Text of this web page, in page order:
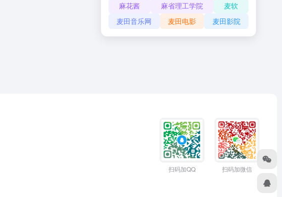
麻花酱
麻省理工学院
麦软
麦田音乐网
麦田电影 麦田影院
扫码加QQ 扫码加微信